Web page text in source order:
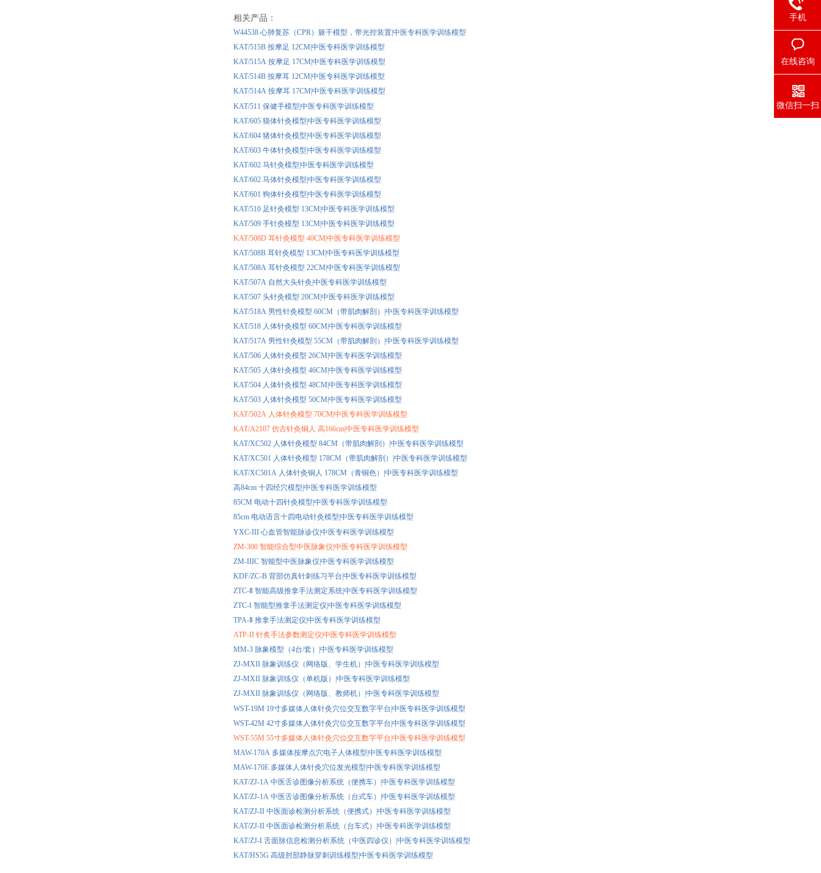
相关产品：
W44538 心肺复苏（CPR）躯干模型，带光控装置|中医专科医学训练模型
KAT/515B 按摩足 12CM|中医专科医学训练模型
KAT/515A 按摩足 17CM|中医专科医学训练模型
KAT/514B 按摩耳 12CM|中医专科医学训练模型
KAT/514A 按摩耳 17CM|中医专科医学训练模型
KAT/511 保健手模型|中医专科医学训练模型
KAT/605 猫体针灸模型|中医专科医学训练模型
KAT/604 猪体针灸模型|中医专科医学训练模型
KAT/603 牛体针灸模型|中医专科医学训练模型
KAT/602 马针灸模型|中医专科医学训练模型
KAT/602 马体针灸模型|中医专科医学训练模型
KAT/601 狗体针灸模型|中医专科医学训练模型
KAT/510 足针灸模型 13CM|中医专科医学训练模型
KAT/509 手针灸模型 13CM|中医专科医学训练模型
KAT/508D 耳针灸模型 40CM|中医专科医学训练模型
KAT/508B 耳针灸模型 13CM|中医专科医学训练模型
KAT/508A 耳针灸模型 22CM|中医专科医学训练模型
KAT/507A 自然大头针灸|中医专科医学训练模型
KAT/507 头针灸模型 20CM|中医专科医学训练模型
KAT/518A 男性针灸模型 60CM（带肌肉解剖）|中医专科医学训练模型
KAT/518 人体针灸模型 60CM|中医专科医学训练模型
KAT/517A 男性针灸模型 55CM（带肌肉解剖）|中医专科医学训练模型
KAT/506 人体针灸模型 26CM|中医专科医学训练模型
KAT/505 人体针灸模型 46CM|中医专科医学训练模型
KAT/504 人体针灸模型 48CM|中医专科医学训练模型
KAT/503 人体针灸模型 50CM|中医专科医学训练模型
KAT/502A 人体针灸模型 70CM|中医专科医学训练模型
KAT/A2107 仿古针灸铜人 高166cm|中医专科医学训练模型
KAT/XC502 人体针灸模型 84CM（带肌肉解剖）|中医专科医学训练模型
KAT/XC501 人体针灸模型 178CM（带肌肉解剖）|中医专科医学训练模型
KAT/XC501A 人体针灸铜人 178CM（青铜色）|中医专科医学训练模型
高84cm 十四经穴模型|中医专科医学训练模型
85CM 电动十四针灸模型|中医专科医学训练模型
85cm 电动语言十四电动针灸模型|中医专科医学训练模型
YXC-III 心血管智能脉诊仪|中医专科医学训练模型
ZM-300 智能综合型中医脉象仪|中医专科医学训练模型
ZM-IIIC 智能型中医脉象仪|中医专科医学训练模型
KDF/ZC-B 背部仿真针刺练习平台|中医专科医学训练模型
ZTC-Ⅱ 智能高级推拿手法测定系统|中医专科医学训练模型
ZTC-Ⅰ 智能型推拿手法测定仪|中医专科医学训练模型
TPA-Ⅱ 推拿手法测定仪|中医专科医学训练模型
ATP-II 针炙手法参数测定仪|中医专科医学训练模型
MM-3 脉象模型（4台/套）|中医专科医学训练模型
ZJ-MXII 脉象训练仪（网络版、学生机）|中医专科医学训练模型
ZJ-MXII 脉象训练仪（单机版）|中医专科医学训练模型
ZJ-MXII 脉象训练仪（网络版、教师机）|中医专科医学训练模型
WST-19M 19寸多媒体人体针灸穴位交互数字平台|中医专科医学训练模型
WST-42M 42寸多媒体人体针灸穴位交互数字平台|中医专科医学训练模型
WST-55M 55寸多媒体人体针灸穴位交互数字平台|中医专科医学训练模型
MAW-170A 多媒体按摩点穴电子人体模型|中医专科医学训练模型
MAW-170E 多媒体人体针灸穴位发光模型|中医专科医学训练模型
KAT/ZJ-1A 中医舌诊图像分析系统（便携车）|中医专科医学训练模型
KAT/ZJ-1A 中医舌诊图像分析系统（台式车）|中医专科医学训练模型
KAT/ZJ-II 中医面诊检测分析系统（便携式）|中医专科医学训练模型
KAT/ZJ-II 中医面诊检测分析系统（台车式）|中医专科医学训练模型
KAT/ZJ-I 舌面脉信息检测分析系统（中医四诊仪）|中医专科医学训练模型
KAT/HS5G 高级肘部静脉穿刺训练模型|中医专科医学训练模型
手机
在线咨询
微信扫一扫